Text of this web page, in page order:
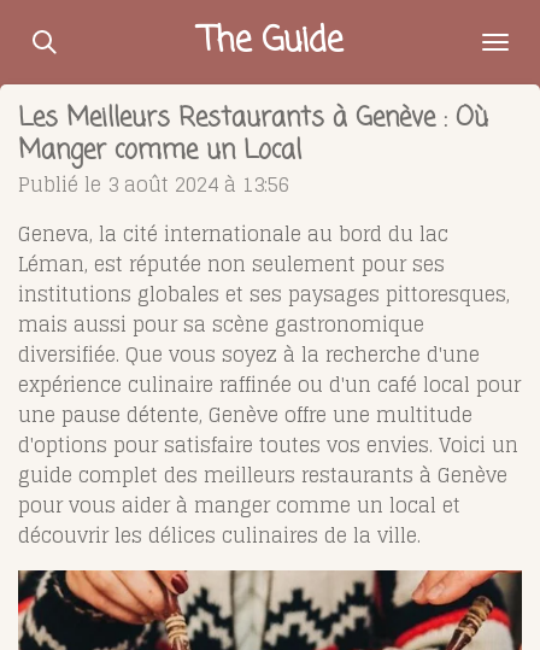
Passer
contenu
principal
The Guide
Les Meilleurs Restaurants à Genève : Où
Manger comme un Local
Publié le 3 août 2024 à 13:56
Geneva, la cité internationale au bord du lac
Léman, est réputée non seulement pour ses
institutions globales et ses paysages pittoresques,
mais aussi pour sa scène gastronomique
diversifiée. Que vous soyez à la recherche d'une
expérience culinaire raffinée ou d'un café local pour
une pause détente, Genève offre une multitude
d'options pour satisfaire toutes vos envies. Voici un
guide complet des meilleurs restaurants à Genève
pour vous aider à manger comme un local et
découvrir les délices culinaires de la ville.